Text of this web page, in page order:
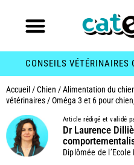
CONSEILS VÉTÉRINAIRES
Accueil /Chien /Alimentation du
vétérinaires /Oméga 3 et 6 pour
Article rédigé et validé
Dr Laurence
Diplômée de